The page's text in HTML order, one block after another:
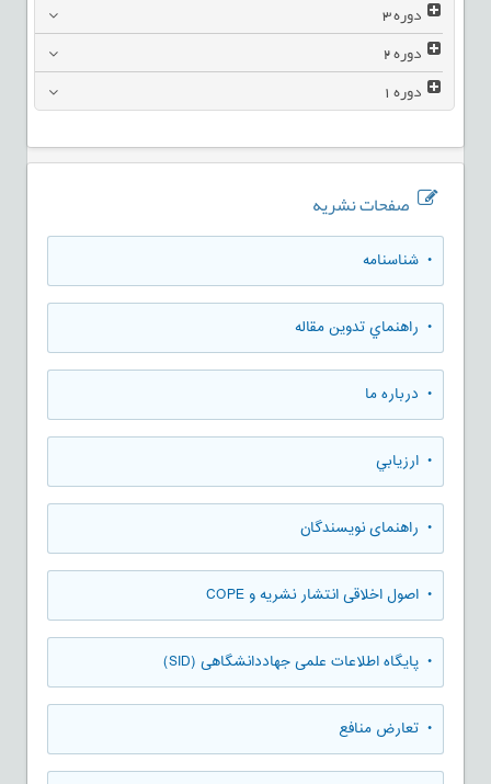
دوره3
دوره2
دوره1
صفحات نشریه
• شناسنامه
• راهنماي تدوين مقاله
• درباره ما
• ارزيابي
• راهنمای نویسندگان
• اصول اخلاقی انتشار نشریه و COPE
• پایگاه اطلاعات علمی جهاددانشگاهی (SID)
• تعارض منافع